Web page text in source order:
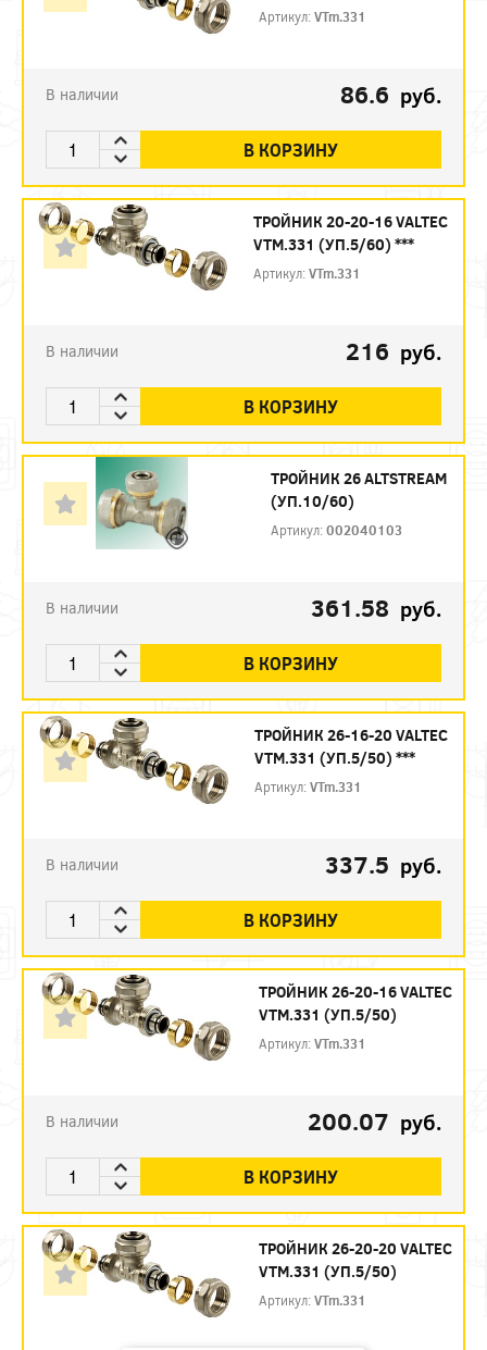
Артикул:VTm.331
В наличии 86.6 руб.
В КОРЗИНУ
ТРОЙНИК 20-20-16 VALTEC
VTM.331 (УП.5/60) ***
Артикул:VTm.331
В наличии 216 руб.
В КОРЗИНУ
ТРОЙНИК 26 ALTSTREAM
(УП.10/60)
Артикул:002040103
В наличии 361.58 руб.
В КОРЗИНУ
ТРОЙНИК 26-16-20 VALTEC
VTM.331 (УП.5/50) ***
Артикул:VTm.331
В наличии 337.5 руб.
В КОРЗИНУ
ТРОЙНИК 26-20-16 VALTEC
VTM.331 (УП.5/50)
Артикул:VTm.331
В наличии 200.07 руб.
В КОРЗИНУ
ТРОЙНИК 26-20-20 VALTEC
VTM.331 (УП.5/50)
Артикул:VTm.331